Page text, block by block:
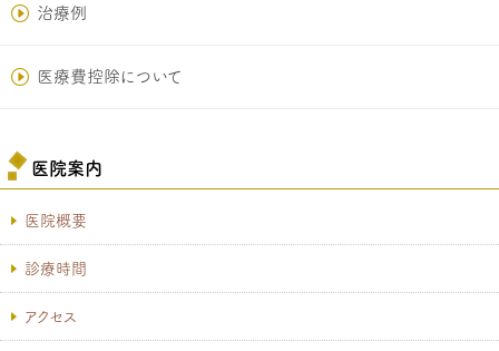
治療例
医療費控除について
医院案内
医院概要
診療時間
アクセス